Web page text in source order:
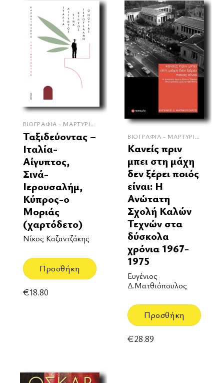
ΒΙΟΓΡΑΦΊΑ - ΜΑΡΤΥΡΊΕΣ
Ταξιδεύοντας –
Ιταλία-
Αίγυπτος,
Σινά-
Ιερουσαλήμ,
Κύπρος-ο
Μοριάς
(χαρτόδετο)
Νίκος Καζαντζάκης
Προσθήκη
€18.80
ΒΙΟΓΡΑΦΊΑ - ΜΑΡΤΥΡΊΕΣ
Κανείς πριν
μπει στη μάχη
δεν ξέρει ποιός
είναι: Η
Ανώτατη
Σχολή Καλών
Τεχνών στα
δύσκολα
χρόνια 1967-
1975
Ευγένιος
Δ.Ματθιόπουλος
Προσθήκη
€28.89